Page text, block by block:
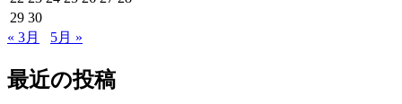
29 30
« 3月
5月 »
最近の投稿